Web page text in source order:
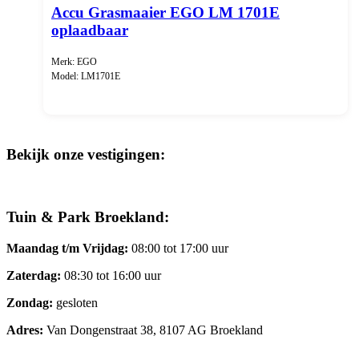
Accu Grasmaaier EGO LM 1701E
oplaadbaar
Merk: EGO
Model: LM1701E
Bekijk onze vestigingen:
Tuin & Park Broekland:
Maandag t/m Vrijdag: 08:00 tot 17:00 uur
Zaterdag: 08:30 tot 16:00 uur
Zondag: gesloten
Adres: Van Dongenstraat 38, 8107 AG Broekland